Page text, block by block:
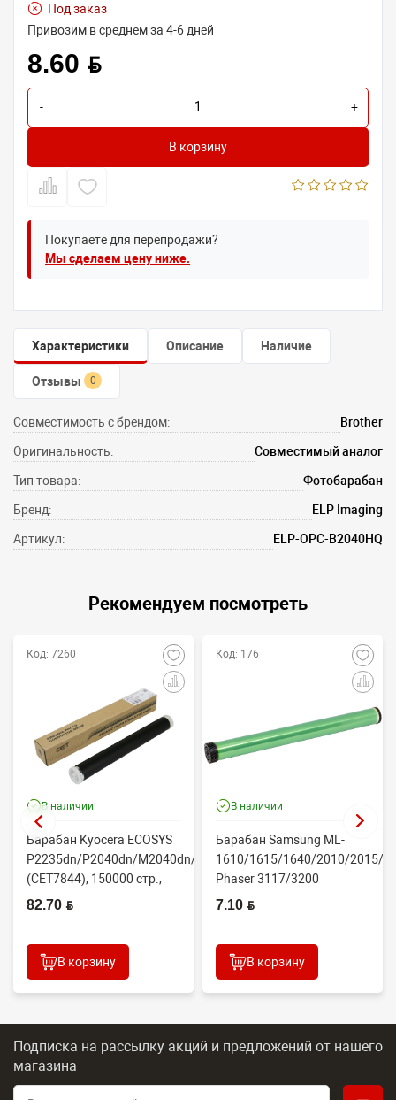
Под заказ
Привозим в среднем за 4-6 дней
8.60 BYN
- +
В корзину
Покупаете для перепродажи?
Мы сделаем цену ниже.
Характеристики Описание Наличие
Отзывы 0
Совместимость с брендом: Brother
Оригинальность: Совместимый аналог
Тип товара: Фотобарабан
Бренд: ELP Imaging
Артикул: ELP-OPC-B2040HQ
Рекомендуем посмотреть
Код: 7260
В наличии
Барабан Kyocera ECOSYS
P2235dn/P2040dn/M2040dn/M2540dw
(CET7844), 150000 стр.,
Япония
82.70 BYN
В корзину
Код: 176
В наличии
Барабан Samsung ML-
1610/1615/1640/2010/2015/
Phaser 3117/3200
(CONTENT)
7.10 BYN
В корзину
Подписка на рассылку акций и предложений от нашего
магазина